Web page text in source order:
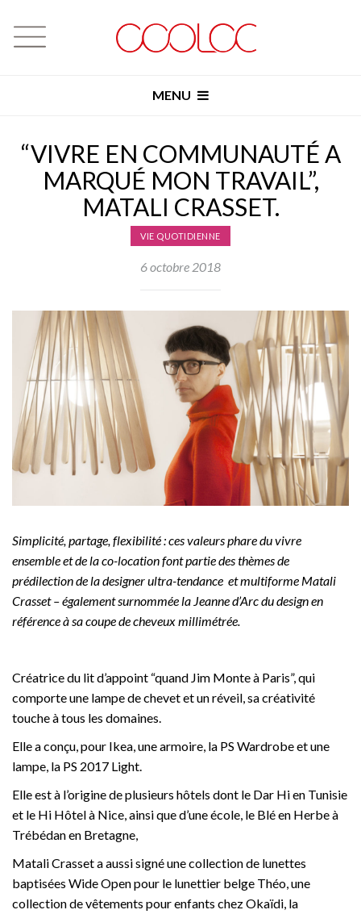
MENU
“VIVRE EN COMMUNAUTÉ A
MARQUÉ MON TRAVAIL”,
MATALI CRASSET.
VIE QUOTIDIENNE
6 octobre 2018
Simplicité, partage, flexibilité : ces valeurs phare du vivre
ensemble et de la co-location font partie des thèmes de
prédilection de la designer ultra-tendance et multiforme Matali
Crasset – également surnommée la Jeanne d’Arc du design en
référence à sa coupe de cheveux millimétrée.
Créatrice du lit d’appoint “quand Jim Monte à Paris”, qui
comporte une lampe de chevet et un réveil, sa créativité
touche à tous les domaines.
Elle a conçu, pour Ikea, une armoire, la PS Wardrobe et une
lampe, la PS 2017 Light.
Elle est à l’origine de plusieurs hôtels dont le Dar Hi en Tunisie
et le Hi Hôtel à Nice, ainsi que d’une école, le Blé en Herbe à
Trébédan en Bretagne,
Matali Crasset a aussi signé une collection de lunettes
baptisées Wide Open pour le lunettier belge Théo, une
collection de vêtements pour enfants chez Okaïdi, la